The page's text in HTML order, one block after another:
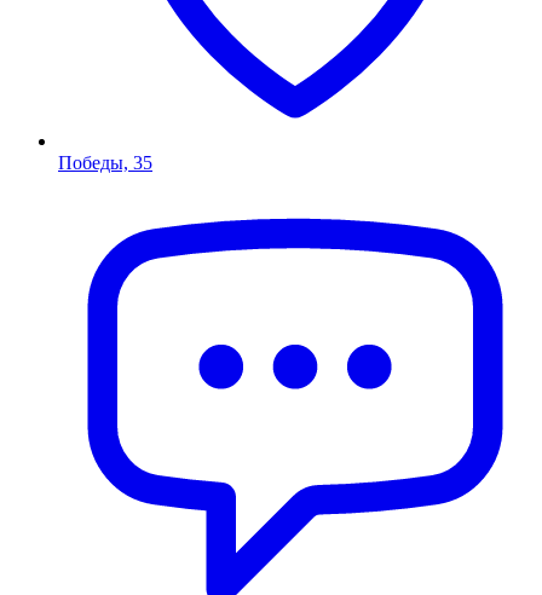
Победы, 35